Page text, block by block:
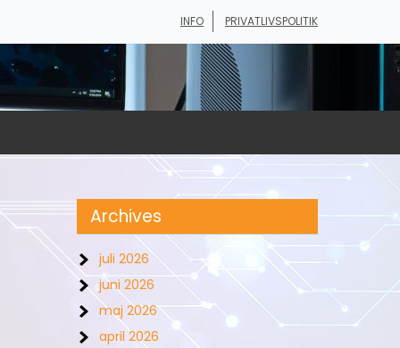
INFO PRIVATLIVSPOLITIK
Archives
juli 2026
juni 2026
maj 2026
april 2026